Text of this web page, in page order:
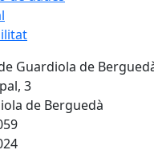
Guardiola de
3
de Berguedà